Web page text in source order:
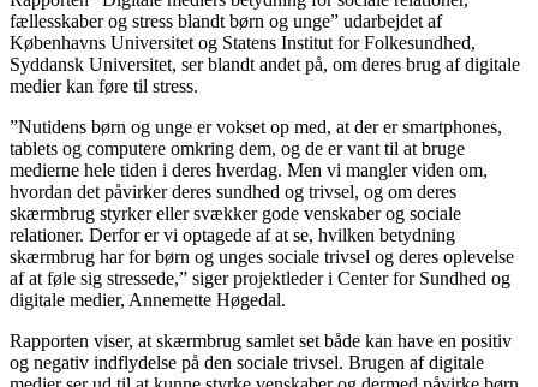
fællesskaber og stress blandt børn og unge” udarbejdet af
Københavns Universitet og Statens Institut for Folkesundhed,
Syddansk Universitet, ser blandt andet på, om deres brug af digitale
medier kan føre til stress.
”Nutidens børn og unge er vokset op med, at der er smartphones,
tablets og computere omkring dem, og de er vant til at bruge
medierne hele tiden i deres hverdag. Men vi mangler viden om,
hvordan det påvirker deres sundhed og trivsel, og om deres
skærmbrug styrker eller svækker gode venskaber og sociale
relationer. Derfor er vi optagede af at se, hvilken betydning
skærmbrug har for børn og unges sociale trivsel og deres oplevelse
af at føle sig stressede,” siger projektleder i Center for Sundhed og
digitale medier, Annemette Høgedal.
Rapporten viser, at skærmbrug samlet set både kan have en positiv
og negativ indflydelse på den sociale trivsel. Brugen af digitale